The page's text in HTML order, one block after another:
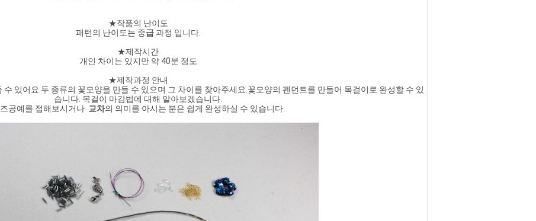
★작품의 난이도
패턴의 난이도는 중급 과정 입니다.
★제작시간
개인 차이는 있지만 약 40분 정도
★제작과정 안내
있어요.두 종류의 꽃모양을 만들 수 있으며 그 차이를 찾아주세요.꽃모양의 펜던트를 만들어 목걸이로 완성할 수 있
습니다. 목걸이 마감법에 대해 알아보겠습니다.
공예를 접해보시거나 교차의 의미를 아시는 분은 쉽게 완성하실 수 있습니다.